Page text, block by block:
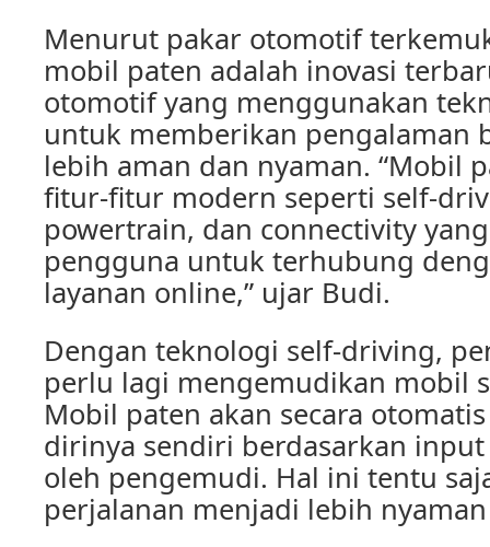
Menurut pakar otomotif
mobil paten adalah inovasi
otomotif yang menggunakan
untuk memberikan pengalaman
lebih aman dan nyaman. “Mobil
fitur-fitur modern seperti self-
powertrain, dan connectivity
pengguna untuk terhubung
layanan online,” ujar Budi.
Dengan teknologi self-driving,
perlu lagi mengemudikan mobil
Mobil paten akan secara
dirinya sendiri berdasarkan
oleh pengemudi. Hal ini tentu
perjalanan menjadi lebih